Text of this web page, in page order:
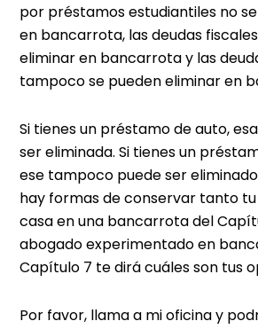
por préstamos estudiantiles no
en bancarrota, las deudas
eliminar en bancarrota y las
tampoco se pueden eliminar en
Si tienes un préstamo de auto,
ser eliminada. Si tienes un
ese tampoco puede ser
hay formas de conservar tanto
casa en una bancarrota del
abogado experimentado en
Capítulo 7 te dirá cuáles son tus
Por favor, llama a mi oficina y